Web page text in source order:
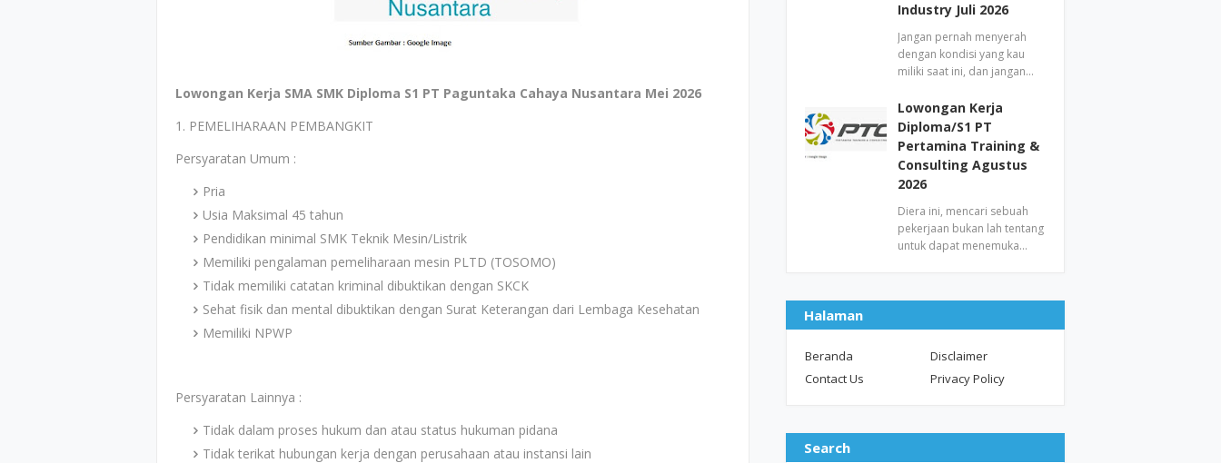
Lowongan Kerja SMA SMK Diploma S1 PT Paguntaka Cahaya Nusantara Mei 2026
1. PEMELIHARAAN PEMBANGKIT
Persyaratan Umum :
Pria
Usia Maksimal 45 tahun
Pendidikan minimal SMK Teknik Mesin/Listrik
Memiliki pengalaman pemeliharaan mesin PLTD (TOSOMO)
Tidak memiliki catatan kriminal dibuktikan dengan SKCK
Sehat fisik dan mental dibuktikan dengan Surat Keterangan dari Lembaga Kesehatan
Memiliki NPWP
Persyaratan Lainnya :
Tidak dalam proses hukum dan atau status hukuman pidana
Tidak terikat hubungan kerja dengan perusahaan atau instansi lain
Industry Juli 2026
Jangan pernah menyerah
dengan kondisi yang kau
miliki saat ini, dan jangan…
Lowongan Kerja
Diploma/S1 PT
Pertamina Training &
Consulting Agustus
2026
Diera ini, mencari sebuah
pekerjaan bukan lah tentang
untuk dapat menemuka…
Halaman
Beranda
Disclaimer
Contact Us
Privacy Policy
Search